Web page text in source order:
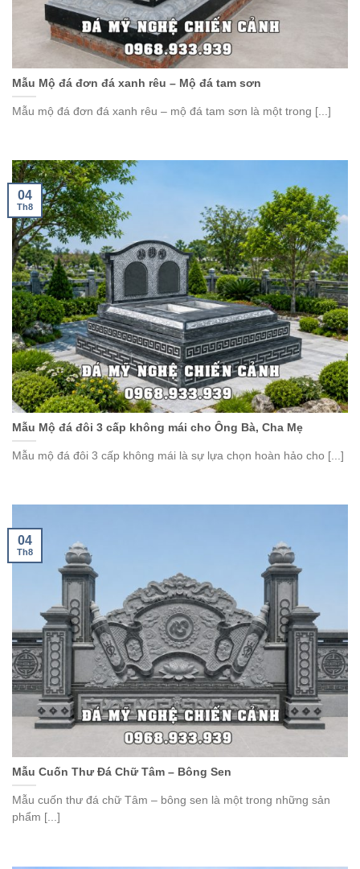
Mẫu Mộ đá đơn đá xanh rêu – Mộ đá tam sơn
Mẫu mộ đá đơn đá xanh rêu – mộ đá tam sơn là một trong [...]
Mẫu Mộ đá đôi 3 cấp không mái cho Ông Bà, Cha Mẹ
Mẫu mộ đá đôi 3 cấp không mái là sự lựa chọn hoàn hảo cho [...]
04
Th8
Mẫu Cuốn Thư Đá Chữ Tâm – Bông Sen
Mẫu cuốn thư đá chữ Tâm – bông sen là một trong những sản
phẩm [...]
04
Th8